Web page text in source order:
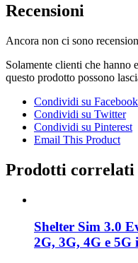
Recensioni
Ancora non ci sono
Solamente clienti che hanno
questo prodotto possono
Condividi su Facebook
Condividi su Twitter
Condividi su Pinterest
Email This Product
Prodotti correlati
Shelter Sim 3.0
2G, 3G, 4G e 5G